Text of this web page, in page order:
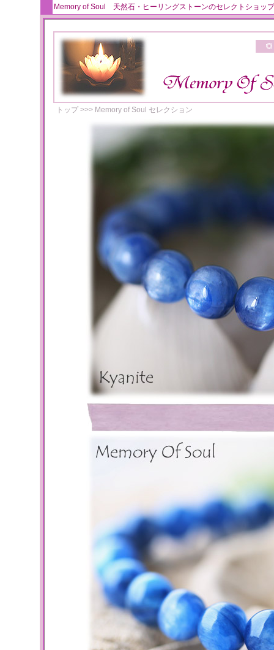
Memory of Soul 天然石・ヒーリングストーンのセレクトショッ
トップ>>> Memory of Soul セレクション